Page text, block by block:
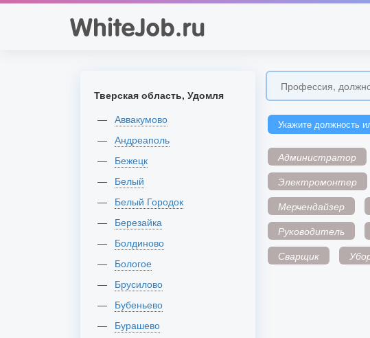
Укажите должность
Администратор
Электромонтер
Мерчендайзер
Руководитель
Сварщик
Тверская область, Удомля
Аввакумово
Андреаполь
Бежецк
Белый
Белый Городок
Березайка
Болдиново
Бологое
Брусилово
Бубеньево
Бурашево